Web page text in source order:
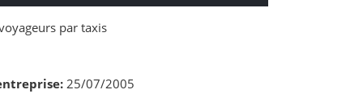
par taxis
25/07/2005